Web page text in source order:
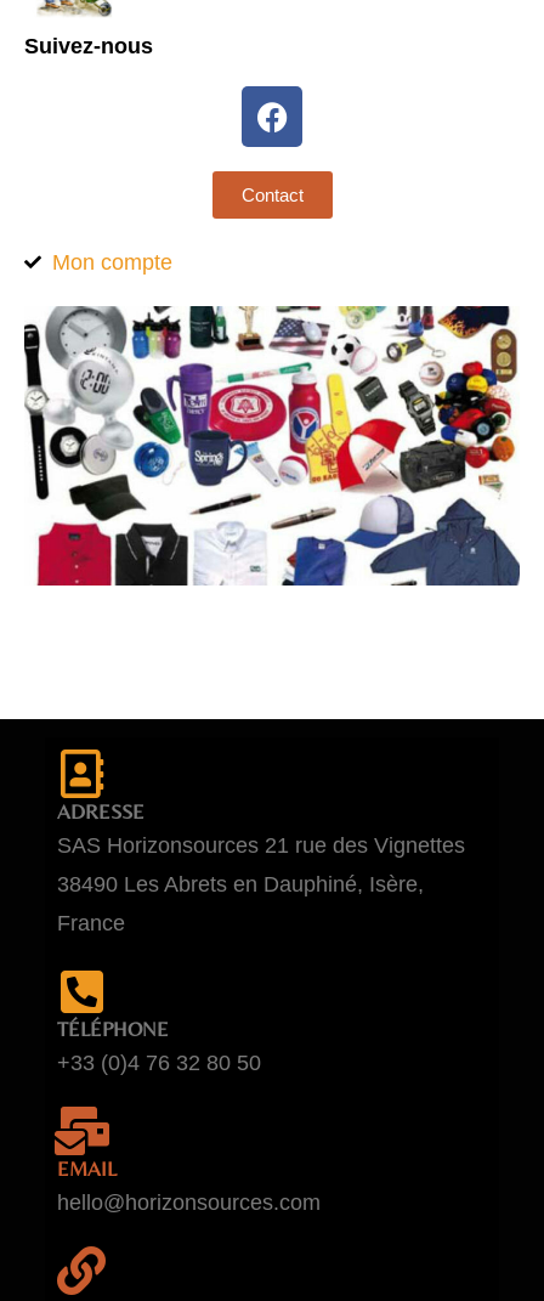
Suivez-nous
Contact
Mon compte
ADRESSE
SAS Horizonsources 21 rue des Vignettes
38490 Les Abrets en Dauphiné, Isère,
France
TÉLÉPHONE
+33 (0)4 76 32 80 50
EMAIL
hello@horizonsources.com